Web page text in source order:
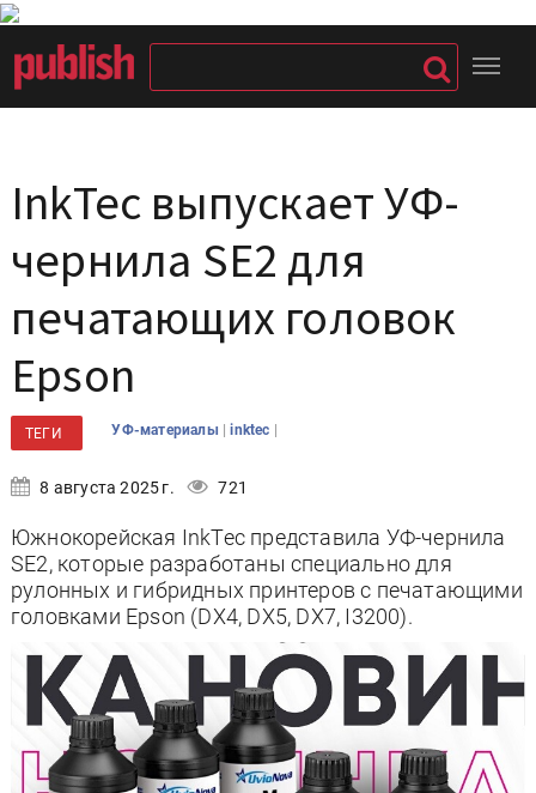
InkTec выпускает УФ-
чернила SE2 для
печатающих головок
Epson
ТЕГИ УФ-материалы |inktec |
8 августа 2025 г. 721
Южнокорейская InkTec представила УФ-чернила
SE2, которые разработаны специально для
рулонных и гибридных принтеров с печатающими
головками Epson (DX4, DX5, DX7, I3200).